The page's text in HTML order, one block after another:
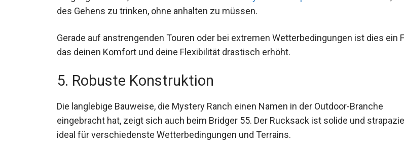
während des Gehens zu trinken, ohne anhalten zu müssen.
Gerade auf anstrengenden Touren oder bei extremen Wetterbedingungen ist dies ein
Feature, das deinen Komfort und deine Flexibilität drastisch erhöht.
5. Robuste Konstruktion
Die langlebige Bauweise, die Mystery Ranch einen Namen in der Outdoor-Branche
eingebracht hat, zeigt sich auch beim Bridger 55. Der Rucksack ist solide und
strapazierfähig, ideal für verschiedenste Wetterbedingungen und Terrains.